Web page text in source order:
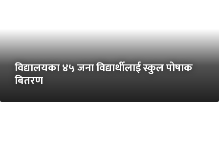
विद्यालयका ४५ जना विद्यार्थीलाई स्कुल पोषाक
बितरण